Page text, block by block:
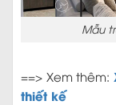
Mẫu
==> Xem thêm:
thiết kế